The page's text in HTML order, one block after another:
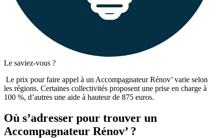
Le saviez-vous ?
Le prix pour faire appel à un Accompagnateur Rénov’ varie selon
les régions. Certaines collectivités proposent une prise en charge à
100 %, d’autres une aide à hauteur de 875 euros.
Où s’adresser pour trouver un
Accompagnateur Rénov’ ?